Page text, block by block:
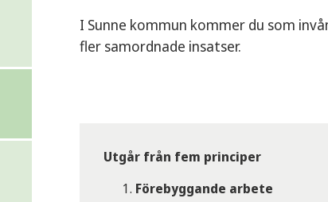
I Sunne kommun kommer du som
fler samordnade insatser.
Utgår från fem principer
Förebyggande arbete